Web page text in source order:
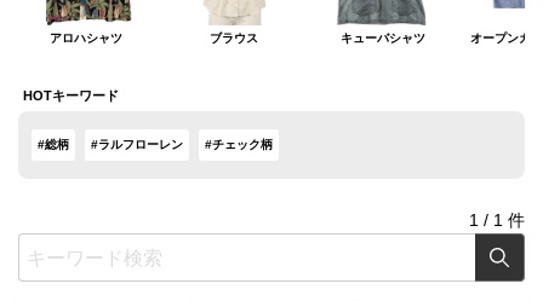
アロハシャツ ブラウス キューバシャツ オープンカ
HOTキーワード
#総柄 #ラルフローレン #チェック柄
1 / 1 件